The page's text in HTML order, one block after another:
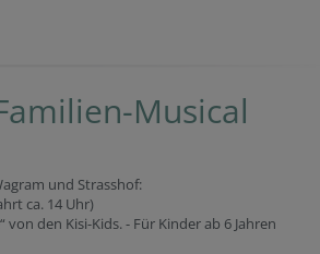
Musical
und Strasshof:
ca. 14 Uhr)
den Kisi-Kids. - Für Kinder ab 6 Jahren